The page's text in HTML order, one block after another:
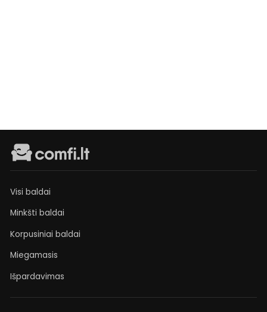
Visi baldai
Minkšti baldai
Korpusiniai baldai
Miegamasis
Išpardavimas